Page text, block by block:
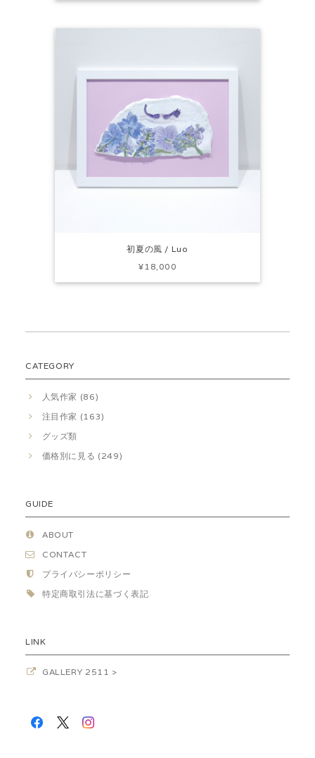
初夏の風 / Luo
¥18,000
CATEGORY
人気作家 (86)
注目作家 (163)
グッズ類
価格別に見る (249)
GUIDE
ABOUT
CONTACT
プライバシーポリシー
特定商取引法に基づく表記
LINK
GALLERY 2511 >